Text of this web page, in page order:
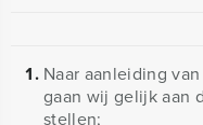
Naar aanleiding
gaan wij gelijk aan
stellen;